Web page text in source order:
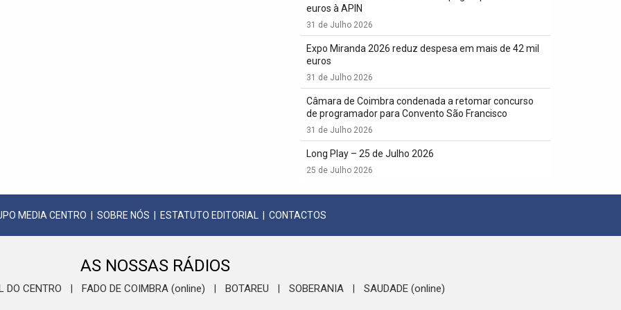
euros à APIN
31 de Julho 2026
Expo Miranda 2026 reduz despesa em mais de 42 mil
euros
31 de Julho 2026
Câmara de Coimbra condenada a retomar concurso
de programador para Convento São Francisco
31 de Julho 2026
Long Play – 25 de Julho 2026
25 de Julho 2026
MEDIA CENTRO SOBRE NÓS ESTATUTO EDITORIAL CONTACTOS
AS NOSSAS RÁDIOS
DO CENTRO FADO DE COIMBRA (online) BOTAREU SOBERANIA SAUDADE (online)